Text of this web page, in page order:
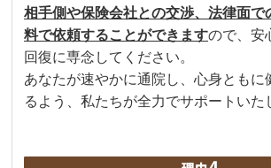
相手側や保険会社との交渉、法律面で
料で依頼することができますので、安
回復に専念してください。
あなたが速やかに通院し、心身ともに
るよう、私たちが全力でサポートいた